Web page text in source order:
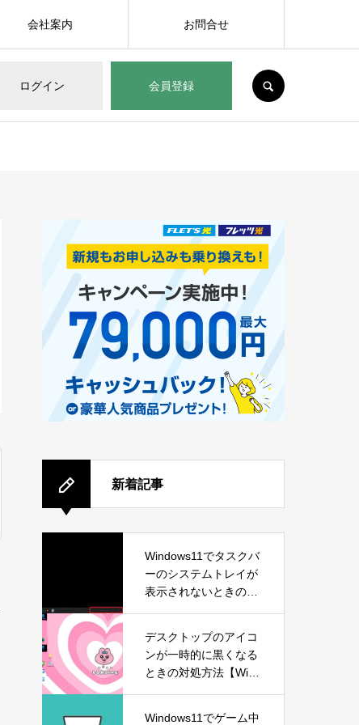
ログイン 会員登録
会社案内 お問合せ
新着記事
Windows11でタスクバ
ーのシステムトレイが
表示されないときの対
デスクトップのアイコ
ンが一時的に黒くなる
ときの対処方法【Wind
Windows11でゲーム中